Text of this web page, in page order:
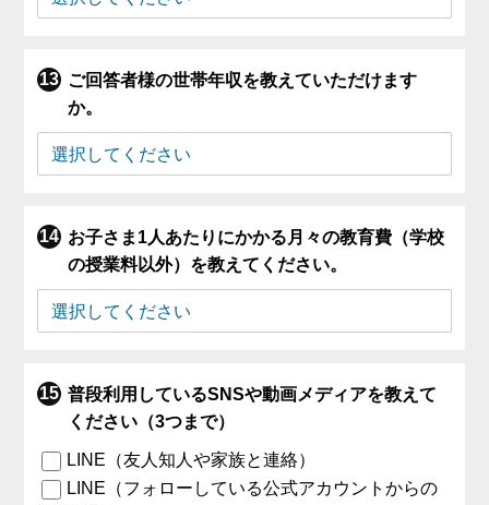
ご回答者様の世帯年収を教えていただけます
か。
お子さま1人あたりにかかる月々の教育費（学校
の授業料以外）を教えてください。
普段利用しているSNSや動画メディアを教えて
ください（3つまで）
LINE（友人知人や家族と連絡）
LINE（フォローしている公式アカウントからの